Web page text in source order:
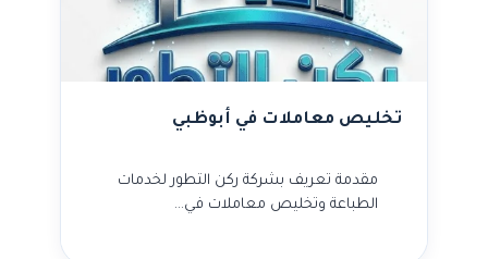
تخليص معاملات في أبوظبي
مقدمة تعريف بشركة ركن التطور لخدمات
الطباعة وتخليص معاملات في…